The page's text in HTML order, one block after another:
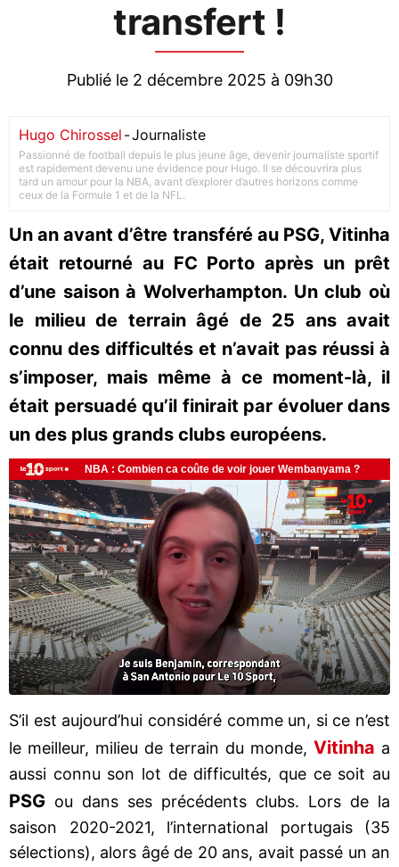
transfert !
Publié le 2 décembre 2025 à 09h30
Hugo Chirossel -Journaliste
Passionné de football depuis le plus jeune âge, devenir journaliste sportif
est rapidement devenu une évidence pour Hugo. Il se découvrira plus
tard un amour pour la NBA, avant d’explorer d’autres horizons comme
ceux de la Formule 1 et de la NFL.
Un an avant d’être transféré au PSG, Vitinha
était retourné au FC Porto après un prêt
d’une saison à Wolverhampton. Un club où
le milieu de terrain âgé de 25 ans avait
connu des difficultés et n’avait pas réussi à
s’imposer, mais même à ce moment-là, il
était persuadé qu’il finirait par évoluer dans
un des plus grands clubs européens.
S’il est aujourd’hui considéré comme un, si ce n’est
le meilleur, milieu de terrain du monde, Vitinha a
aussi connu son lot de difficultés, que ce soit au
PSG ou dans ses précédents clubs. Lors de la
saison 2020-2021, l’international portugais (35
sélections), alors âgé de 20 ans, avait passé un an